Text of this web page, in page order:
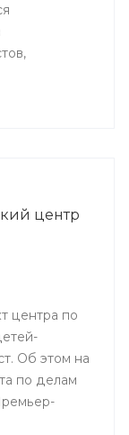
помощи
центр
центра по
Об этом на
по делам